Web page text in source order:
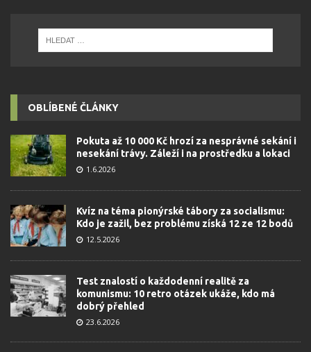
OBLÍBENÉ ČLÁNKY
Pokuta až 10 000 Kč hrozí za nesprávné sekání i
nesekání trávy. Záleží i na prostředku a lokaci
1.6.2026
Kvíz na téma pionýrské tábory za socialismu:
Kdo je zažil, bez problému získá 12 ze 12 bodů
12.5.2026
Test znalostí o každodenní realitě za
komunismu: 10 retro otázek ukáže, kdo má
dobrý přehled
23.6.2026